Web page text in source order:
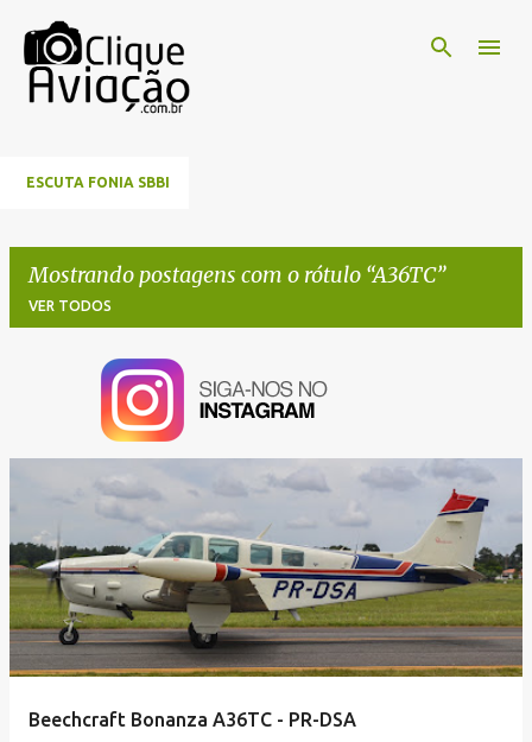
ESCUTA FONIA SBBI
Mostrando postagens com o rótulo A36TC
VER TODOS
s
a
g
e
n
s
Beechcraft Bonanza A36TC - PR-DSA